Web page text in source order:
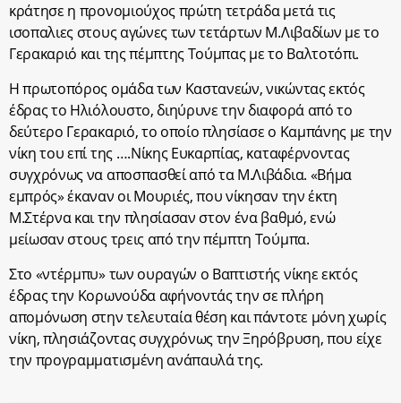
κράτησε η προνομιούχος πρώτη τετράδα μετά τις
ισοπαλιες στους αγώνες των τετάρτων Μ.Λιβαδίων με το
Γερακαριό και της πέμπτης Τούμπας με το Βαλτοτόπι.
Η πρωτοπόρος ομάδα των Καστανεών, νικώντας εκτός
έδρας το Ηλιόλουστο, διηύρυνε την διαφορά από το
δεύτερο Γερακαριό, το οποίο πλησίασε ο Καμπάνης με την
νίκη του επί της ….Νίκης Ευκαρπίας, καταφέρνοντας
συγχρόνως να αποσπασθεί από τα Μ.Λιβάδια. «Βήμα
εμπρός» έκαναν οι Μουριές, που νίκησαν την έκτη
Μ.Στέρνα και την πλησίασαν στον ένα βαθμό, ενώ
μείωσαν στους τρεις από την πέμπτη Τούμπα.
Στο «ντέρμπυ» των ουραγών ο Βαπτιστής νίκηε εκτός
έδρας την Κορωνούδα αφήνοντάς την σε πλήρη
απομόνωση στην τελευταία θέση και πάντοτε μόνη χωρίς
νίκη, πλησιάζοντας συγχρόνως την Ξηρόβρυση, που είχε
την προγραμματισμένη ανάπαυλά της.